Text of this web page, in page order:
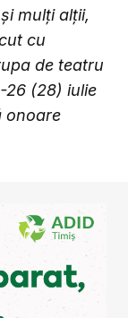
mulţi alţii,
cu
de teatru
26 (28) iulie
onoare